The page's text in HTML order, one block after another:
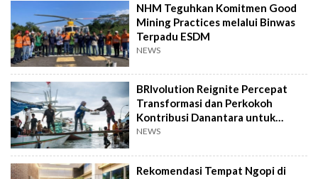
NHM Teguhkan Komitmen Good
Mining Practices melalui Binwas
Terpadu ESDM
NEWS
BRIvolution Reignite Percepat
Transformasi dan Perkokoh
Kontribusi Danantara untuk
Ekonomi Nasional
NEWS
Rekomendasi Tempat Ngopi di